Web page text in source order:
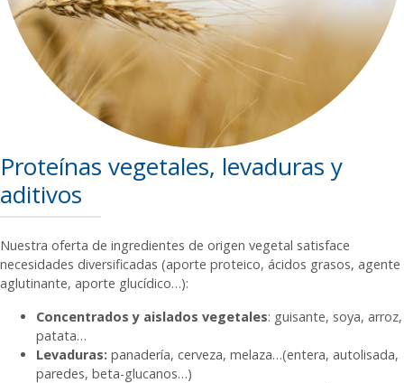
Proteínas vegetales, levaduras y
aditivos
Nuestra oferta de ingredientes de origen vegetal satisface
necesidades diversificadas (aporte proteico, ácidos grasos, agente
aglutinante, aporte glucídico…):
Concentrados y aislados vegetales: guisante, soya, arroz,
patata…
Levaduras: panadería, cerveza, melaza…(entera, autolisada,
paredes, beta-glucanos…)